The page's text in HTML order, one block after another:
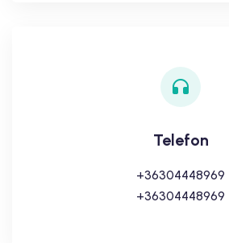
Telefon
+36304448969
+36304448969